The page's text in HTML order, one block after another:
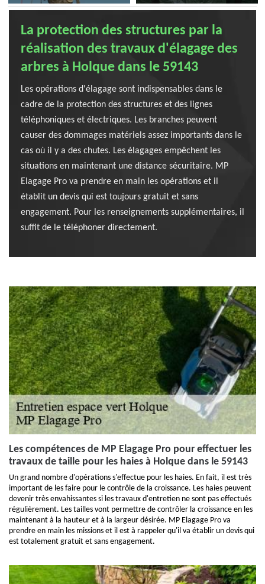
La protection des structures par la
réalisation des travaux d'élagage des
arbres à Holque dans le 59143
Les opérations d'élagage sont indispensables dans le
cadre de la protection des structures et des lignes
téléphoniques et électriques. Les branches peuvent
causer des dommages matériels assez importants dans le
cas où il y a des chutes. Les élagages empêchent les
situations en maintenant une distance sécuritaire. MP
Elagage Pro va prendre en main les opérations et il
établit un devis qui est toujours gratuit et sans
engagement. Pour les renseignements supplémentaires, il
suffit de le téléphoner directement.
Les compétences de MP Elagage Pro pour effectuer les
travaux de taille pour les haies à Holque dans le 59143
Un grand nombre d'opérations s'effectue pour les haies. En fait, il est très
important de les faire pour le contrôle de la croissance. Les haies peuvent
devenir très envahissantes si les travaux d'entretien ne sont pas effectués
régulièrement. Les tailles vont permettre de contrôler la croissance en les
maintenant à la hauteur et à la largeur désirée. MP Elagage Pro va
prendre en main les missions et il est à rappeler qu'il va établir un devis qui
est totalement gratuit et sans engagement.